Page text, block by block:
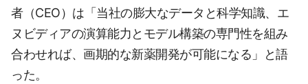
者（CEO）は「当社の膨大なデータと科学知識、エ
ヌビディアの演算能力とモデル構築の専門性を組み
合わせれば、画期的な新薬開発が可能になる」と語
った。